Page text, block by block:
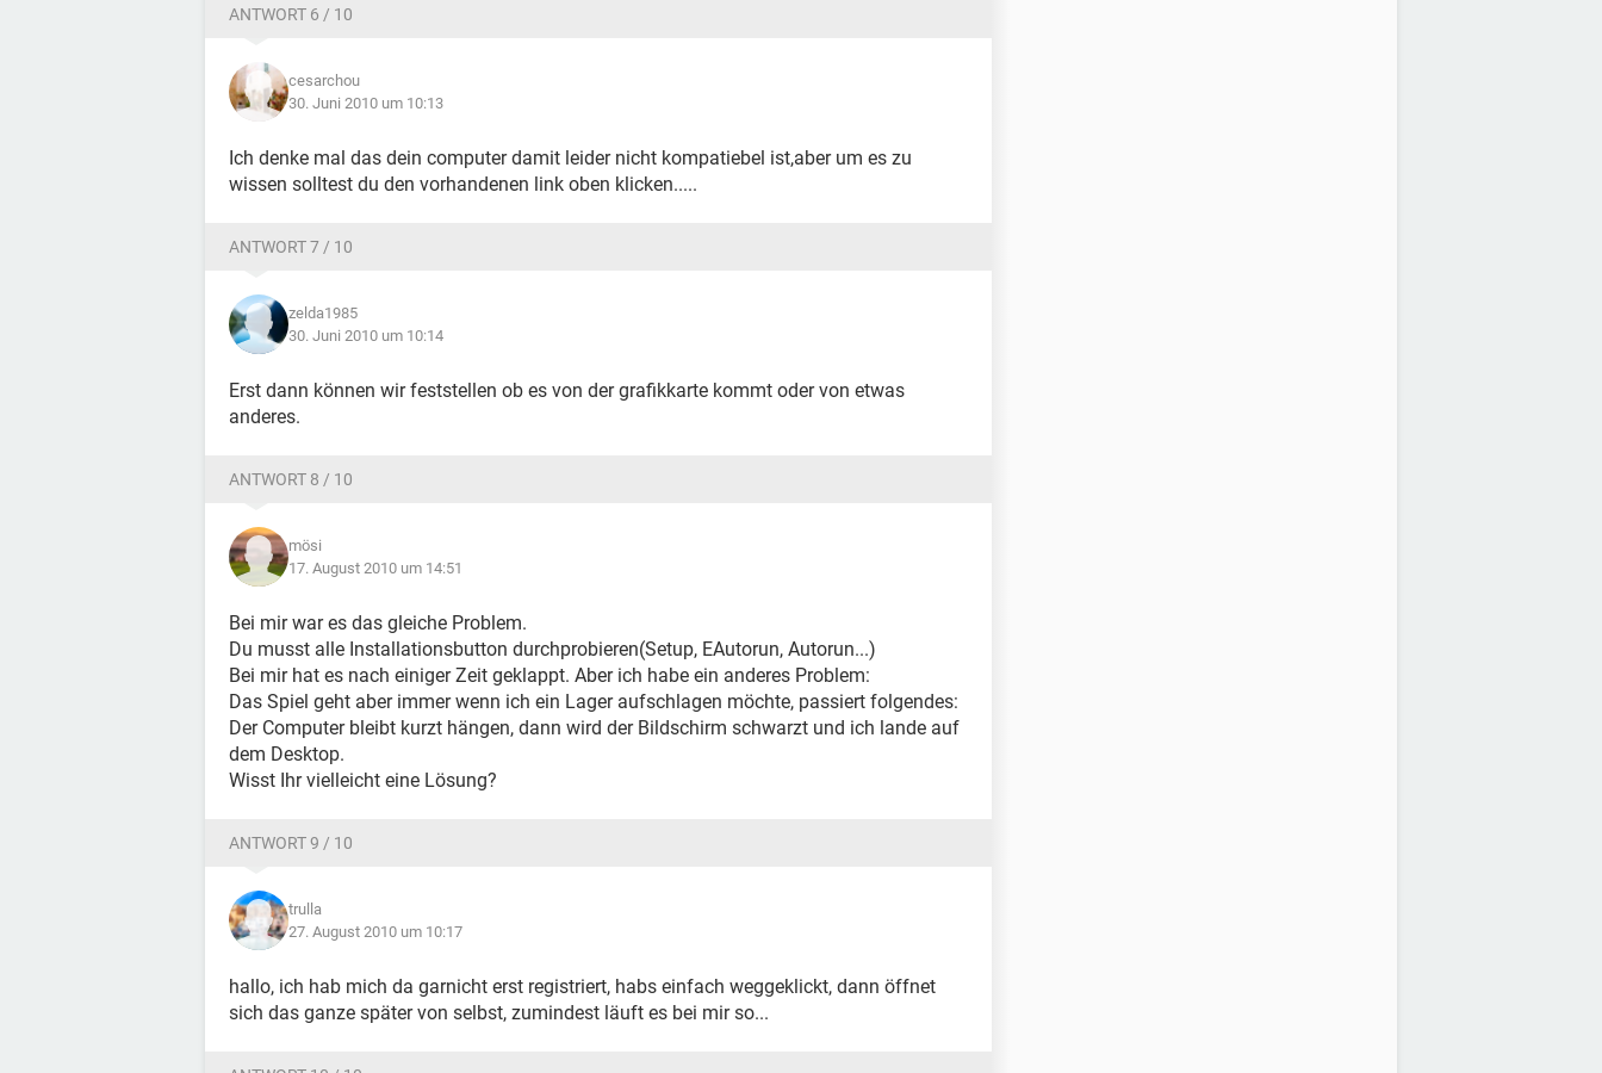
ANTWORT 6 / 10
cesarchou
30. Juni 2010 um 10:13
Ich denke mal das dein computer damit leider nicht kompatiebel ist,aber um es zu
wissen solltest du den vorhandenen link oben klicken.....
ANTWORT 7 / 10
zelda1985
30. Juni 2010 um 10:14
Erst dann können wir feststellen ob es von der grafikkarte kommt oder von etwas
anderes.
ANTWORT 8 / 10
mösi
17. August 2010 um 14:51
Bei mir war es das gleiche Problem.
Du musst alle Installationsbutton durchprobieren(Setup, EAutorun, Autorun...)
Bei mir hat es nach einiger Zeit geklappt. Aber ich habe ein anderes Problem:
Das Spiel geht aber immer wenn ich ein Lager aufschlagen möchte, passiert folgendes:
Der Computer bleibt kurzt hängen, dann wird der Bildschirm schwarzt und ich lande auf
dem Desktop.
Wisst Ihr vielleicht eine Lösung?
ANTWORT 9 / 10
trulla
27. August 2010 um 10:17
hallo, ich hab mich da garnicht erst registriert, habs einfach weggeklickt, dann öffnet
sich das ganze später von selbst, zumindest läuft es bei mir so...